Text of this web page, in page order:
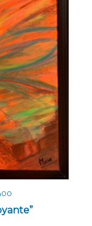
n
d
e
v
u
e
s
É
v
è
n